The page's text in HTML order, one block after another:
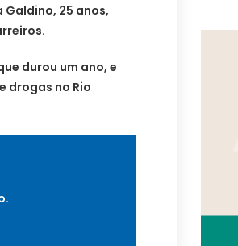
Galdino, 25 anos,
durou um ano, e
drogas no Rio